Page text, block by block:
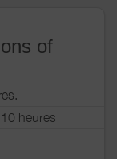
of
heures